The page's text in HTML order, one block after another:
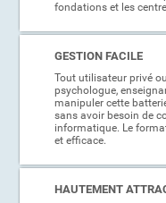
fondations et les
GESTION FACILE
Tout utilisateur privé
psychologue,
manipuler cette
sans avoir besoin de
informatique. Le
et efficace.
HAUTEMENT